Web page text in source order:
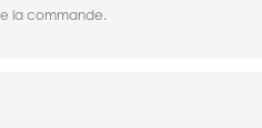
la commande.